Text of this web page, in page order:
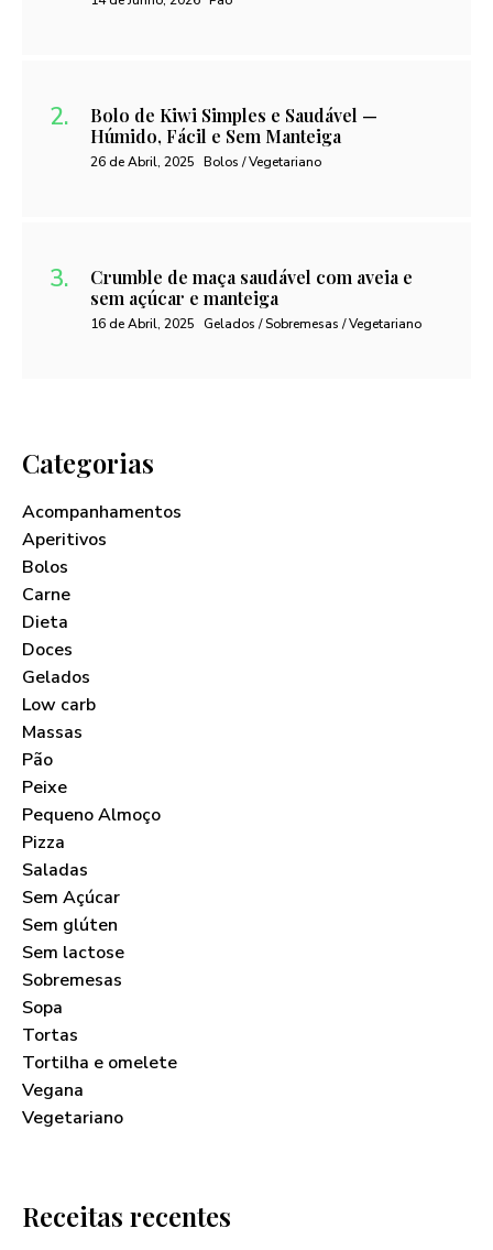
Bolo de Kiwi Simples e Saudável —
Húmido, Fácil e Sem Manteiga
26 de Abril, 2025 Bolos / Vegetariano
Crumble de maça saudável com aveia e
sem açúcar e manteiga
16 de Abril, 2025 Gelados / Sobremesas / Vegetariano
Categorias
Acompanhamentos
Aperitivos
Bolos
Carne
Dieta
Doces
Gelados
Low carb
Massas
Pão
Peixe
Pequeno Almoço
Pizza
Saladas
Sem Açúcar
Sem glúten
Sem lactose
Sobremesas
Sopa
Tortas
Tortilha e omelete
Vegana
Vegetariano
Receitas recentes